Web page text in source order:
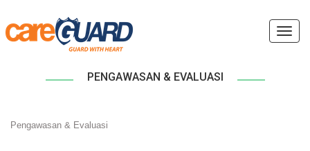
PENGAWASAN & EVALUASI
Pengawasan & Evaluasi